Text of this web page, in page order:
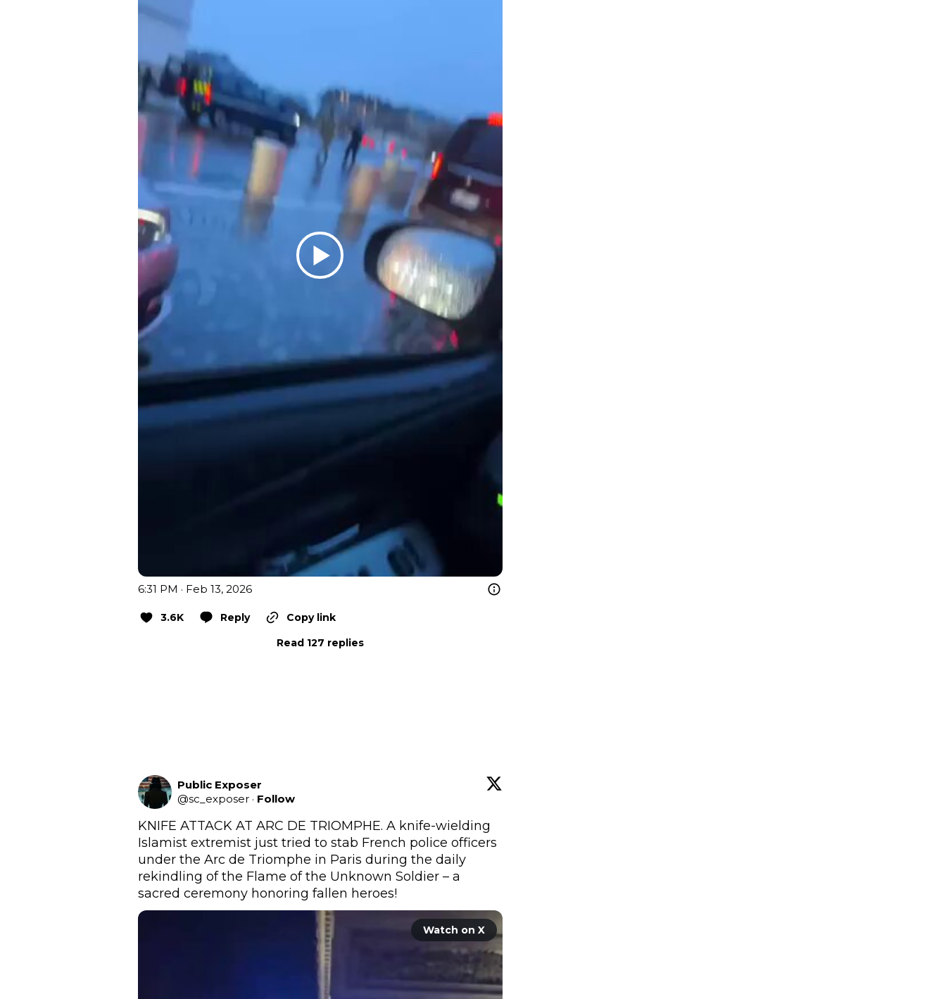
6:31 PM · Feb 13, 2026
3.6K Reply
Copy link
Read 127 replies
Public Exposer
@sc_exposer · Follow
KNIFE ATTACK AT ARC DE TRIOMPHE. A knife-wielding
Islamist extremist just tried to stab French police officers
under the Arc de Triomphe in Paris during the daily
rekindling of the Flame of the Unknown Soldier – a
Watch on X